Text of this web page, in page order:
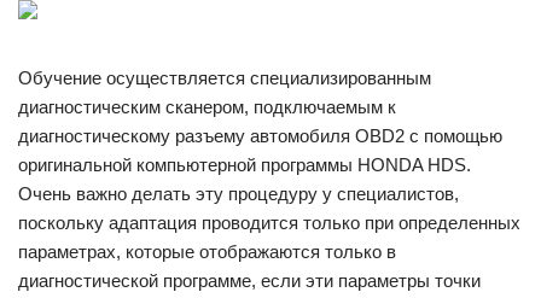
Обучение осуществляется специализированным
диагностическим сканером, подключаемым к
диагностическому разъему автомобиля OBD2 с помощью
оригинальной компьютерной программы HONDA HDS.
Очень важно делать эту процедуру у специалистов,
поскольку адаптация проводится только при определенных
параметрах, которые отображаются только в
диагностической программе, если эти параметры точки